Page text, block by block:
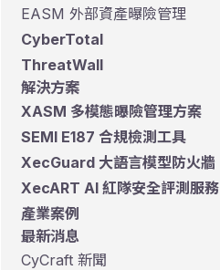
EASM 外部資產曝險管理
CyberTotal
ThreatWall
解決方案
XASM 多模態曝險管理方案
SEMI E187 合規檢測工具
XecGuard 大語言模型防火牆
XecART AI 紅隊安全評測服務
產業案例
最新消息
CyCraft 新聞